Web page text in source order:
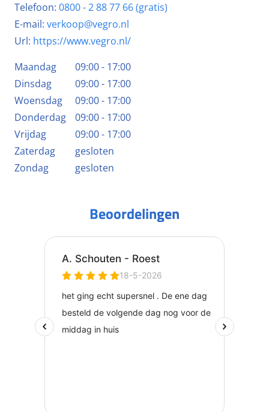
Telefoon: 0800 - 2 88 77 66 (gratis)
E-mail: verkoop@vegro.nl
Url: https://www.vegro.nl/
Maandag
09:00 - 17:00
Dinsdag
09:00 - 17:00
Woensdag
09:00 - 17:00
Donderdag
09:00 - 17:00
Vrijdag
09:00 - 17:00
Zaterdag
gesloten
Zondag
gesloten
Beoordelingen